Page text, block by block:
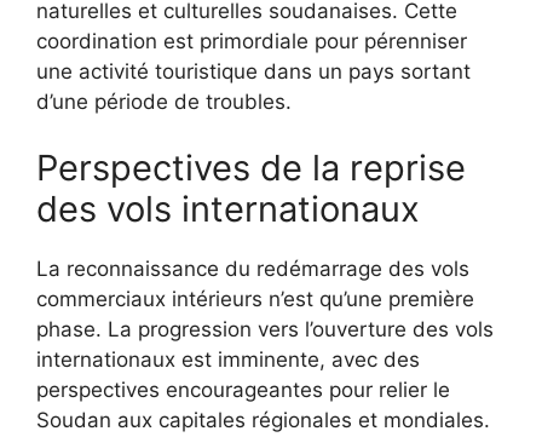
naturelles et culturelles soudanaises. Cette
coordination est primordiale pour pérenniser
une activité touristique dans un pays sortant
d’une période de troubles.
Perspectives de la reprise
des vols internationaux
La reconnaissance du redémarrage des vols
commerciaux intérieurs n’est qu’une première
phase. La progression vers l’ouverture des vols
internationaux est imminente, avec des
perspectives encourageantes pour relier le
Soudan aux capitales régionales et mondiales.